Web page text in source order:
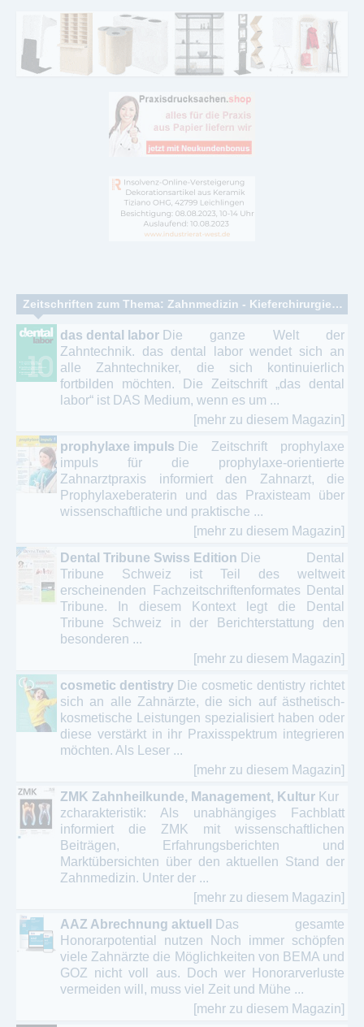
Zeitschriften zum Thema: Zahnmedizin - Kieferchirurgie – Implantologie
das dental labor Die ganze Welt der
Zahntechnik. das dental labor wendet sich an
alle Zahntechniker, die sich kontinuierlich
fortbilden möchten. Die Zeitschrift „das dental
labor“ ist DAS Medium, wenn es um ...
[mehr zu diesem Magazin]
prophylaxe impuls Die Zeitschrift prophylaxe
impuls für die prophylaxe-orientierte
Zahnarztpraxis informiert den Zahnarzt, die
Prophylaxeberaterin und das Praxisteam über
wissenschaftliche und praktische ...
[mehr zu diesem Magazin]
Dental Tribune Swiss Edition Die Dental
Tribune Schweiz ist Teil des weltweit
erscheinenden Fachzeitschriftenformates Dental
Tribune. In diesem Kontext legt die Dental
Tribune Schweiz in der Berichterstattung den
besonderen ...
[mehr zu diesem Magazin]
cosmetic dentistry Die cosmetic dentistry richtet
sich an alle Zahnärzte, die sich auf ästhetisch-
kosmetische Leistungen spezialisiert haben oder
diese verstärkt in ihr Praxisspektrum integrieren
möchten. Als Leser ...
[mehr zu diesem Magazin]
ZMK Zahnheilkunde, Management, Kultur Kur
zcharakteristik: Als unabhängiges Fachblatt
informiert die ZMK mit wissenschaftlichen
Beiträgen, Erfahrungsberichten und
Marktübersichten über den aktuellen Stand der
Zahnmedizin. Unter der ...
[mehr zu diesem Magazin]
AAZ Abrechnung aktuell
Das gesamte
Honorarpotential nutzen Noch immer schöpfen
viele Zahnärzte die Möglichkeiten von BEMA und
GOZ nicht voll aus. Doch wer Honorarverluste
vermeiden will, muss viel Zeit und Mühe ...
[mehr zu diesem Magazin]